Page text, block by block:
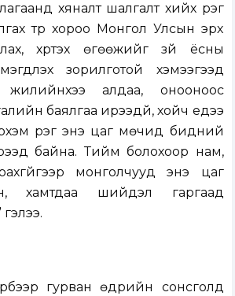
хяналт шалгалт хийх үүрэг
түр хороо Монгол Улсын эрх
хүртэх өгөөжийг зүй ёсны
зорилготой хэмээгээд
жилийнхээ алдаа, онооноос
баялгаа ирээдүй, хойч үедээ
үүрэг энэ цаг мөчид бидний
байна. Тийм болохоор нам,
монголчууд энэ цаг
хамтдаа шийдэл гаргаад
гурван өдрийн сонсголд